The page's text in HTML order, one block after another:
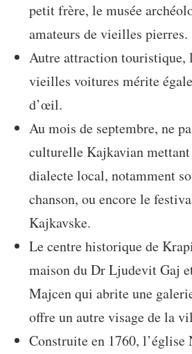
petit frère, le musée
amateurs de vieilles pierres.
Autre attraction touristique,
vieilles voitures mérite
d’œil.
Au mois de septembre, ne
culturelle Kajkavian mettant
dialecte local, notamment
chanson, ou encore le
Kajkavske.
Le centre historique de
maison du Dr Ljudevit Gaj
Majcen qui abrite une
offre un autre visage de la
Construite en 1760, l’église